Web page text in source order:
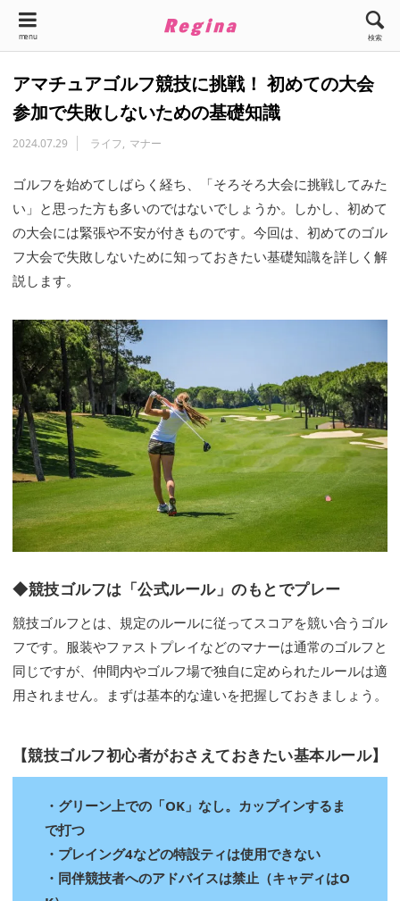
menu 検索
アマチュアゴルフ競技に挑戦！ 初めての大会
参加で失敗しないための基礎知識
2024.07.29 ライフ マナー
ゴルフを始めてしばらく経ち、「そろそろ大会に挑戦してみた
い」と思った方も多いのではないでしょうか。しかし、初めて
の大会には緊張や不安が付きものです。今回は、初めてのゴル
フ大会で失敗しないために知っておきたい基礎知識を詳しく解
説します。
◆競技ゴルフは「公式ルール」のもとでプレー
競技ゴルフとは、規定のルールに従ってスコアを競い合うゴル
フです。服装やファストプレイなどのマナーは通常のゴルフと
同じですが、仲間内やゴルフ場で独自に定められたルールは適
用されません。まずは基本的な違いを把握しておきましょう。
【競技ゴルフ初心者がおさえておきたい基本ルール】
・グリーン上での「OK」なし。カップインするま
で打つ
・プレイング4などの特設ティは使用できない
・同伴競技者へのアドバイスは禁止（キャディはO